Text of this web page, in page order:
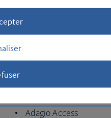
Ibis
Adagio Access